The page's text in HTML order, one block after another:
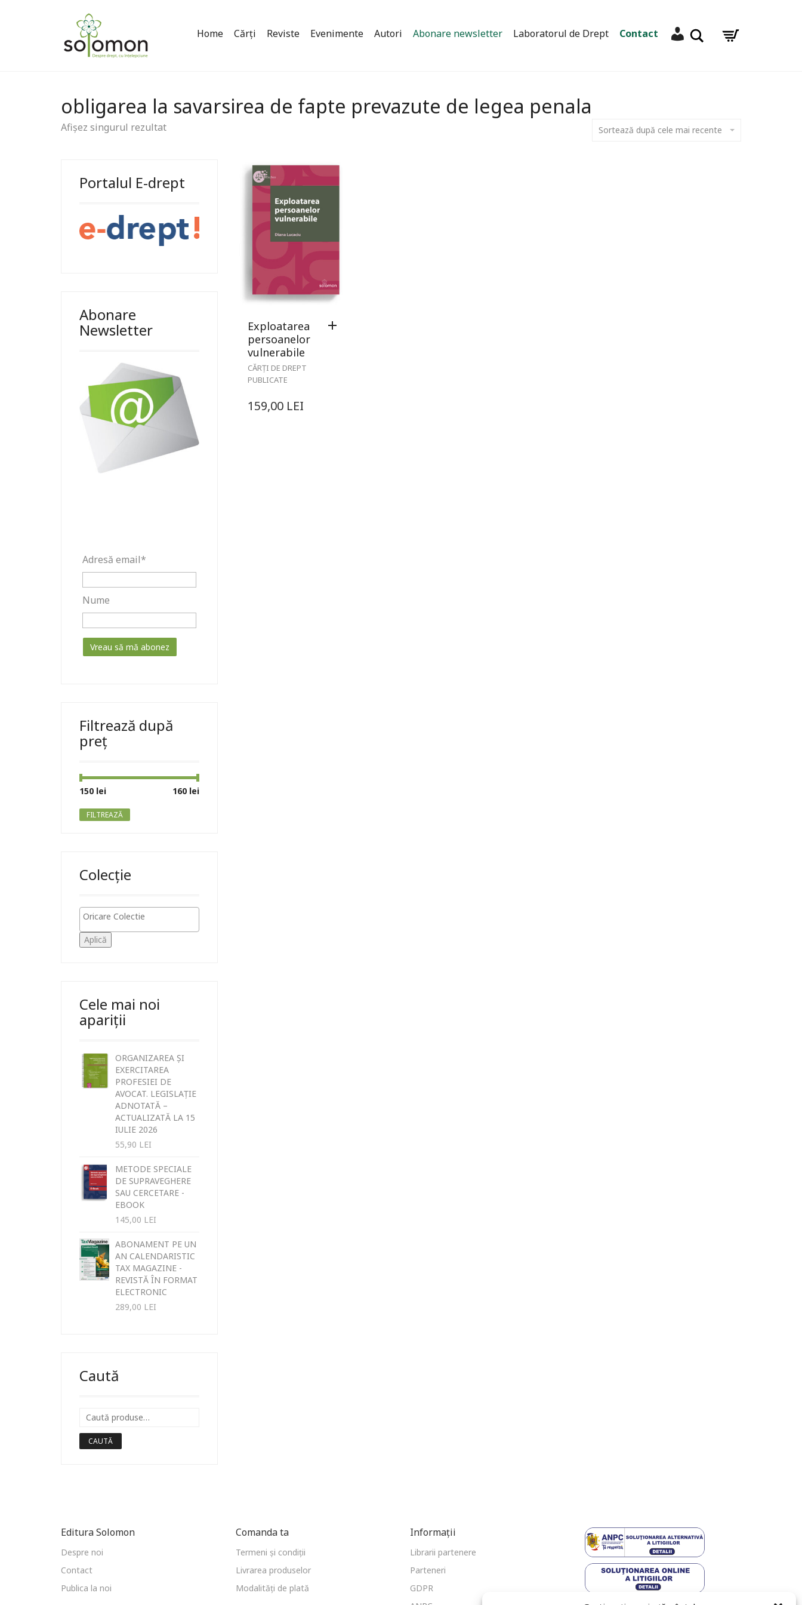
Home Cărți Reviste Evenimente Autori Abonare newsletter Laboratorul de Drept Contact Contul meuCaută
obligarea la savarsirea de fapte prevazute de legea penala
Afișez singurul rezultat Sortează după cele mai recente
Exploatarea
persoanelor
vulnerabile
CĂRȚI DE DREPT
PUBLICATE
159,00 LEI
Portalul E-drept
Abonare
Newsletter
Adresă email*
Nume
Filtrează după
preț
Preț
Preț
FILTREAZĂ
150 lei 160 lei
Colecție
Aplică
Cele mai noi
apariții
ORGANIZAREA ȘI
EXERCITAREA
PROFESIEI DE
AVOCAT. LEGISLAȚIE
ADNOTATĂ –
ACTUALIZATĂ LA 15
IULIE 2026
55,90 LEI
METODE SPECIALE
DE SUPRAVEGHERE
SAU CERCETARE -
EBOOK
145,00 LEI
ABONAMENT PE UN
AN CALENDARISTIC
TAX MAGAZINE -
REVISTĂ ÎN FORMAT
ELECTRONIC
289,00 LEI
Caută
CAUTĂ
Editura Solomon
Despre noi
Contact
Publica la noi
Comanda ta
Termeni și condiții
Livrarea produselor
Modalități de plată
Informații
Librarii partenere
Parteneri
GDPR